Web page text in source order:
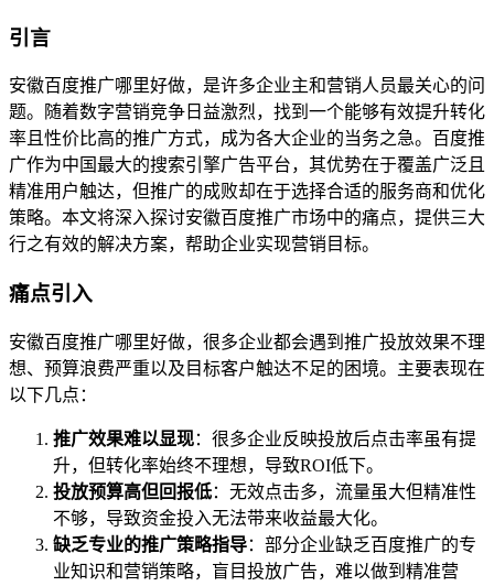
引言
安徽百度推广哪里好做，是许多企业主和营销人员最关心的问
题。随着数字营销竞争日益激烈，找到一个能够有效提升转化
率且性价比高的推广方式，成为各大企业的当务之急。百度推
广作为中国最大的搜索引擎广告平台，其优势在于覆盖广泛且
精准用户触达，但推广的成败却在于选择合适的服务商和优化
策略。本文将深入探讨安徽百度推广市场中的痛点，提供三大
行之有效的解决方案，帮助企业实现营销目标。
痛点引入
安徽百度推广哪里好做，很多企业都会遇到推广投放效果不理
想、预算浪费严重以及目标客户触达不足的困境。主要表现在
以下几点：
推广效果难以显现：很多企业反映投放后点击率虽有提
升，但转化率始终不理想，导致ROI低下。
投放预算高但回报低：无效点击多，流量虽大但精准性
不够，导致资金投入无法带来收益最大化。
缺乏专业的推广策略指导：部分企业缺乏百度推广的专
业知识和营销策略，盲目投放广告，难以做到精准营